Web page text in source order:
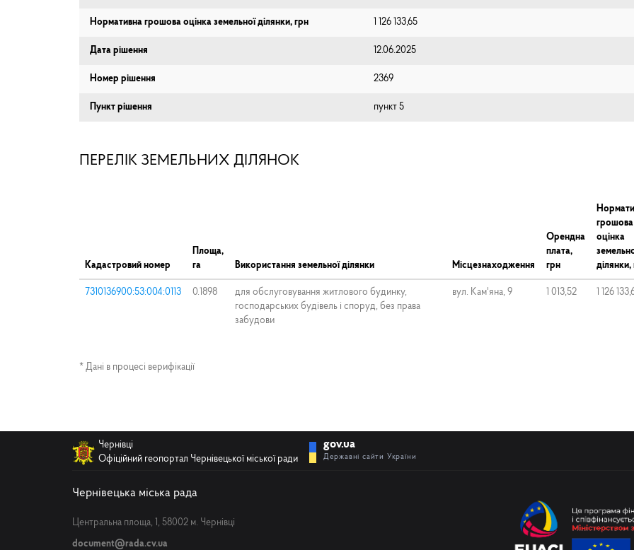
Нормативна грошова оцінка земельної ділянки, грн 1 126 133,65
Дата рішення 12.06.2025
Номер рішення 2369
Пункт рішення пункт 5
ПЕРЕЛІК ЗЕМЕЛЬНИХ ДІЛЯНОК
Кадастровий номер
Площа,
га
Використання земельної ділянки Місцезнаходження
Орендна
плата,
грн
грошова
оцінка
ділянки,
7310136900:53:004:0113 0.1898
для обслуговування житлового будинку,
господарських будівель і споруд, без права
забудови
вул. Кам'яна, 9 1 013,52 1 126
* Дані в процесі верифікації
Чернівці
Офіційний геопортал Чернівецької міської ради
gov.ua
Державні сайти України
Чернівецька міська рада
Центральна площа, 1, 58002 м. Чернівці
document@rada.cv.ua